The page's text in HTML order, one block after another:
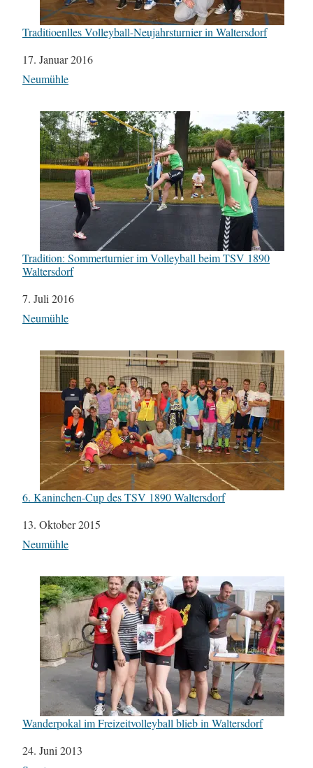
Traditioenlles Volleyball-Neujahrsturnier in Waltersdorf
Datum
17. Januar 2016
In Bezug auf
Neumühle
Tradition: Sommerturnier im Volleyball beim TSV 1890
Waltersdorf
Datum
7. Juli 2016
In Bezug auf
Neumühle
6. Kaninchen-Cup des TSV 1890 Waltersdorf
Datum
13. Oktober 2015
In Bezug auf
Neumühle
Wanderpokal im Freizeitvolleyball blieb in Waltersdorf
Datum
24. Juni 2013